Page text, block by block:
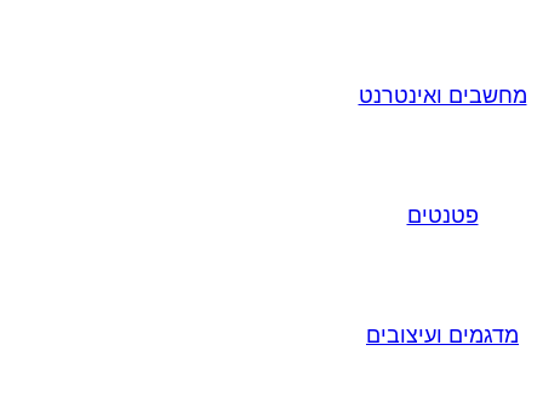
מחשבים ואינטרנט
פטנטים
מדגמים ועיצובים